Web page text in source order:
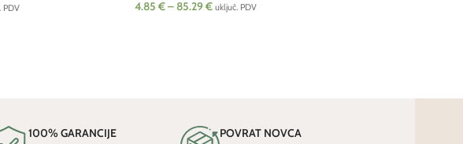
PDV 4.85 €–85.29€ uključ. PDV
100% GARANCIJE
POVRAT NOVCA